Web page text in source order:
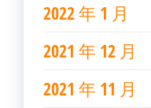
2022 年 1 月
2021 年 12 月
2021 年 11 月